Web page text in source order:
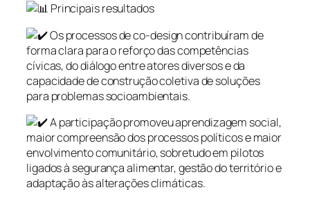
Principais resultados
Os processos de co-design contribuíram de
forma clara para o reforço das competências
cívicas, do diálogo entre atores diversos e da
capacidade de construção coletiva de soluções
para problemas socioambientais.
A participação promoveu aprendizagem social,
maior compreensão dos processos políticos e maior
envolvimento comunitário, sobretudo em pilotos
ligados à segurança alimentar, gestão do território e
adaptação às alterações climáticas.